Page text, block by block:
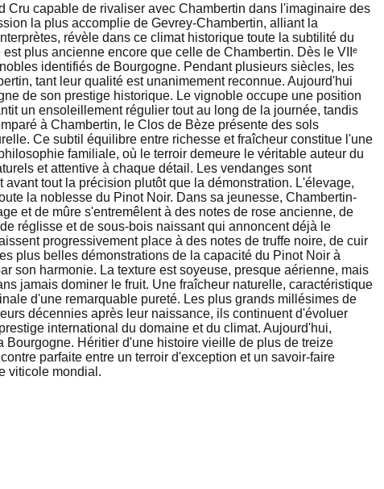
capable de rivaliser avec Chambertin dans l'imaginaire des
la plus accomplie de Gevrey-Chambertin, alliant la
révèle dans ce climat historique toute la subtilité du
plus ancienne encore que celle de Chambertin. Dès le VIIᵉ
identifiés de Bourgogne. Pendant plusieurs siècles, les
tant leur qualité est unanimement reconnue. Aujourd'hui
de son prestige historique. Le vignoble occupe une position
un ensoleillement régulier tout au long de la journée, tandis
à Chambertin, le Clos de Bèze présente des sols
Ce subtil équilibre entre richesse et fraîcheur constitue l'une
familiale, où le terroir demeure le véritable auteur du
et attentive à chaque détail. Les vendanges sont
tout la précision plutôt que la démonstration. L'élevage,
la noblesse du Pinot Noir. Dans sa jeunesse, Chambertin-
et de mûre s'entremêlent à des notes de rose ancienne, de
réglisse et de sous-bois naissant qui annoncent déjà le
progressivement place à des notes de truffe noire, de cuir
plus belles démonstrations de la capacité du Pinot Noir à
son harmonie. La texture est soyeuse, presque aérienne, mais
jamais dominer le fruit. Une fraîcheur naturelle, caractéristique
d'une remarquable pureté. Les plus grands millésimes de
décennies après leur naissance, ils continuent d'évoluer
international du domaine et du climat. Aujourd'hui,
Héritier d'une histoire vieille de plus de treize
parfaite entre un terroir d'exception et un savoir-faire
viticole mondial.